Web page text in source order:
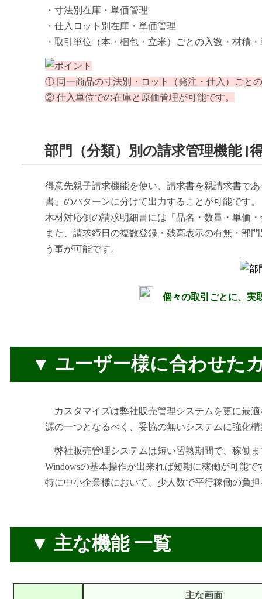
・寸法別在庫・単価管理
・仕入ロット別在庫・単価管理
・取引単位（本・梱包・立米）ごとの入数・材積
① 同一商品の寸法別・ロット（発注・仕入）ごと
② 仕入単位での在庫と原価管理が可能です。
部門（分類）別の請求管理機能 [
得意先親子請求機能を使い、請求書を親請求書で
書』のパターンに分けて出力することが可能です。
木材対応側の請求明細書には「品名・数量・単価
また、請求締日の複数登録・残高表示の有無・部
う事が可能です。
個々の取引ごとに、
▼ ユーザー様に合わせた
カスタマイズは弊社販売管理システムを更に最
源の一つとなるべく、 妥協の無いシステムに強化
弊社販売管理システムは短い習熟期間で、稼働
Windowsの基本操作が出来れば短期に稼働が可能で
特に中小企業様において、少人数で平行稼働の負
▼ 主な機能 一覧
主な画面